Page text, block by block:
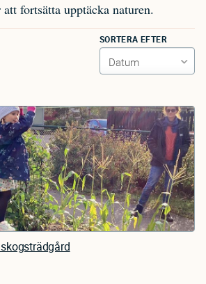
fortsätta upptäcka naturen.
SORTERA EFTER